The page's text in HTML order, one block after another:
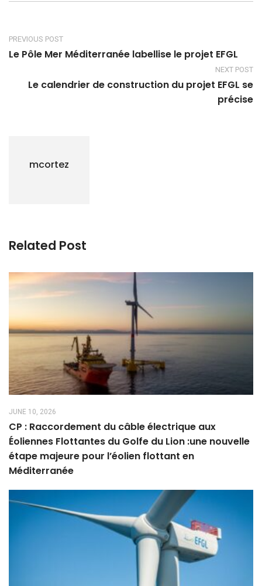
PREVIOUS POST
Le Pôle Mer Méditerranée labellise le projet EFGL
NEXT POST
Le calendrier de construction du projet EFGL se
précise
mcortez
Related Post
JUNE 10, 2026
CP : Raccordement du câble électrique aux
Éoliennes Flottantes du Golfe du Lion :une nouvelle
étape majeure pour l’éolien flottant en
Méditerranée